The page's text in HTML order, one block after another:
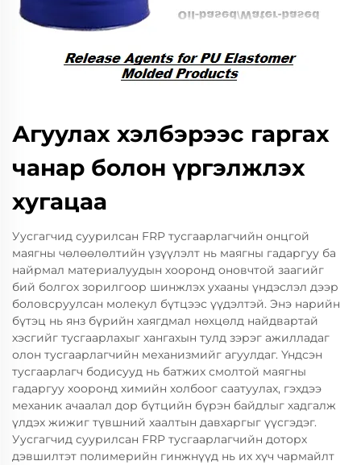
Агуулах хэлбэрээс гаргах
чанар болон үргэлжлэх
хугацаа
Уусгагчид суурилсан FRP тусгаарлагчийн онцгой
маягны чөлөөлөлтийн үзүүлэлт нь маягны гадаргуу ба
найрмал материалуудын хооронд оновчтой заагийг
бий болгох зорилгоор шинжлэх ухааны үндэслэл дээр
боловсруулсан молекул бүтцээс үүдэлтэй. Энэ нарийн
бүтэц нь янз бүрийн хаягдмал нөхцөлд найдвартай
хэсгийг тусгаарлахыг хангахын тулд зэрэг ажилладаг
олон тусгаарлагчийн механизмийг агуулдаг. Үндсэн
тусгаарлагч бодисууд нь батжих смолтой маягны
гадаргуу хооронд химийн холбоог саатуулах, гэхдээ
механик ачаалал дор бүтцийн бүрэн байдлыг хадгалж
үлдэх жижиг түвшний хаалтын давхаргыг үүсгэдэг.
Уусгагчид суурилсан FRP тусгаарлагчийн доторх
дэвшилтэт полимерийн гинжнүүд нь их хүч чармайлт